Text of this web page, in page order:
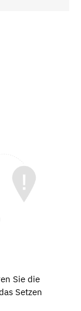
Sie die
Setzen